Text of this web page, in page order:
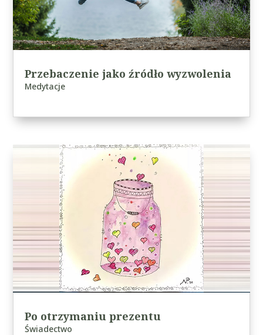
Przebaczenie jako źródło wyzwolenia
Medytacje
Po otrzymaniu prezentu
Świadectwo